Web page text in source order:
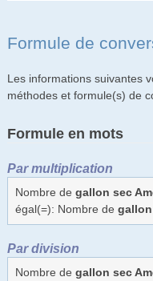
Formule de
Les informations suivantes
méthodes et formule(s) de
Formule en mots
Par multiplication
Nombre de gallon sec
égal(=): Nombre de
Par division
Nombre de gallon sec